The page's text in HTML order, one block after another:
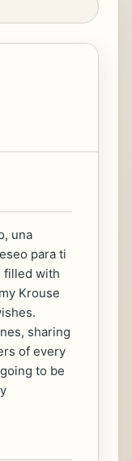
una
para ti
filled with
Krouse
sharing
of every
to be